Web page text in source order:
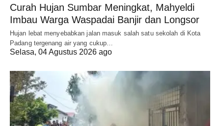
Curah Hujan Sumbar Meningkat, Mahyeldi
Imbau Warga Waspadai Banjir dan Longsor
Hujan lebat menyebabkan jalan masuk salah satu sekolah di Kota
Padang tergenang air yang cukup…
Selasa, 04 Agustus 2026 ago